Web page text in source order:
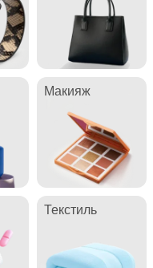
Макияж
Текстиль